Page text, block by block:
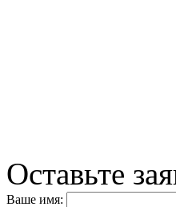
Оставьте
Ваше имя: